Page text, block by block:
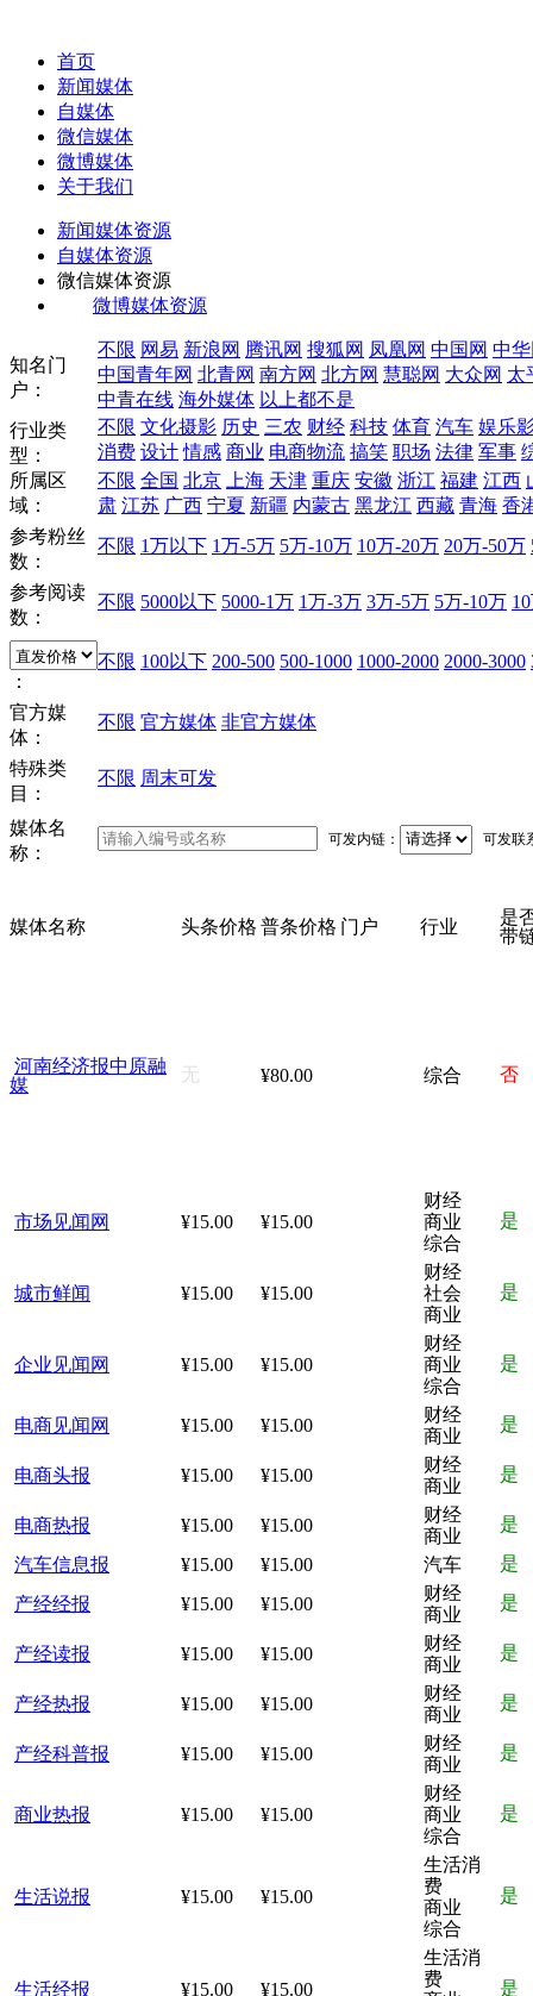
首页
新闻媒体
自媒体
微信媒体
微博媒体
关于我们
新闻媒体资源
自媒体资源
微信媒体资源
微博媒体资源
知名门
户：
不限 网易 新浪网 腾讯网 搜狐网 凤凰网 中国网 中
中国青年网 北青网 南方网 北方网 慧聪网 大众网 太
中青在线 海外媒体 以上都不是
行业类
型：
不限 文化摄影 历史 三农 财经 科技 体育 汽车 娱乐
消费 设计 情感 商业 电商物流 搞笑 职场 法律 军事
所属区
域：
不限 全国 北京 上海 天津 重庆 安徽 浙江 福建 江西
肃 江苏 广西 宁夏 新疆 内蒙古 黑龙江 西藏 青海 香
参考粉丝
数：
不限 1万以下 1万-5万 5万-10万 10万-20万 20万-50万
参考阅读
数：
不限 5000以下 5000-1万 1万-3万 3万-5万 5万-10万
：
不限 100以下 200-500 500-1000 1000-2000 2000-3000
官方媒
体：
不限 官方媒体 非官方媒体
特殊类
目：
不限 周末可发
媒体名
称：
可发内链： 可发联
媒体名称 头条价格 普条价格 门户 行业
是
带
河南经济报中原融
媒
无 ¥80.00 综合 否
市场见闻网 ¥15.00 ¥15.00
财经
商业
综合
是
城市鲜闻 ¥15.00 ¥15.00
财经
社会
商业
是
企业见闻网 ¥15.00 ¥15.00
财经
商业
综合
是
电商见闻网 ¥15.00 ¥15.00
财经
商业
是
电商头报 ¥15.00 ¥15.00
财经
商业
是
电商热报 ¥15.00 ¥15.00
财经
商业
是
汽车信息报
¥15.00 ¥15.00 汽车
是
产经经报
¥15.00 ¥15.00
财经
商业
是
产经读报 ¥15.00 ¥15.00
财经
商业
是
产经热报 ¥15.00 ¥15.00
财经
商业
是
产经科普报 ¥15.00 ¥15.00
财经
商业
是
商业热报 ¥15.00 ¥15.00
财经
商业
综合
是
生活说报 ¥15.00 ¥15.00
生活消
费
商业
综合
是
生活经报 ¥15.00 ¥15.00
生活消
费
是